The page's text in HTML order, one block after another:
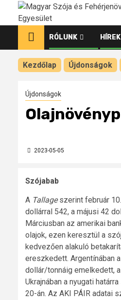
Ugrás
tartalomhoz
RÓLUNK HÍREK
Kezdőlap Újdonságok
Újdonságok
2023-05-05
Szójabab
A Tallageszerint február
dollárral 542, a májusi 42
Márciusban az amerikai
olajok, ezen keresztül a
kedvezően alakuló
ereszkedett. Argentínában
dollár/tonnáig emelkedett,
Ukrajnában a nyugati
20-án. Az AKI PÁIR adatai